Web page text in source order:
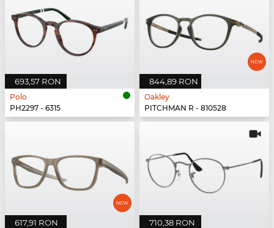
693,57 RON
Polo
PH2297 - 6315
844,89 RON
Oakley
PITCHMAN R - 810528
617,91 RON 710,38 RON